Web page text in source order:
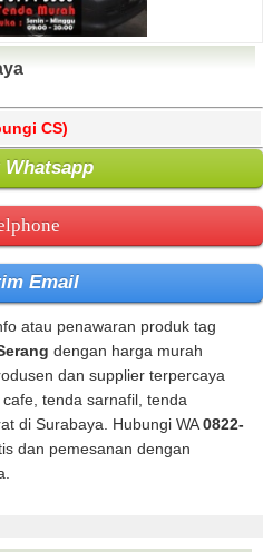
CS)
Whatsapp
Email
atau penawaran produk tag
dengan harga murah
dan supplier terpercaya
tenda sarnafil, tenda
di Surabaya. Hubungi WA0822-
dan pemesanan dengan